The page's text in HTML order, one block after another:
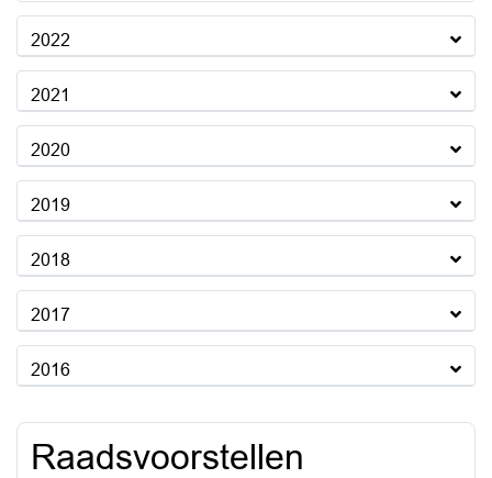
2022
2021
2020
2019
2018
2017
2016
Raadsvoorstellen